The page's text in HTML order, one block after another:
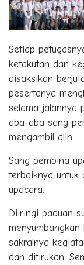
Setiap
ketakutan dan
disaksikan
pesertanya
selama jalannya
aba-aba sang
mengambil alih.
Sang pembina
terbaiknya untuk
upacara.
Diiringi paduan
sakralnya
dan ditirukan.